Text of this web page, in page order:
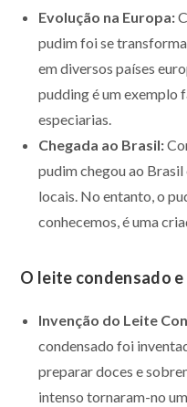
Evolução na Europa:
pudim foi se
em diversos países
pudding é um exemplo
especiarias.
Chegada ao Brasil:
pudim chegou ao
locais. No entanto, o
conhecemos, é uma
O leite condensado
Invenção do Leite
condensado foi
preparar doces e
intenso tornaram-no